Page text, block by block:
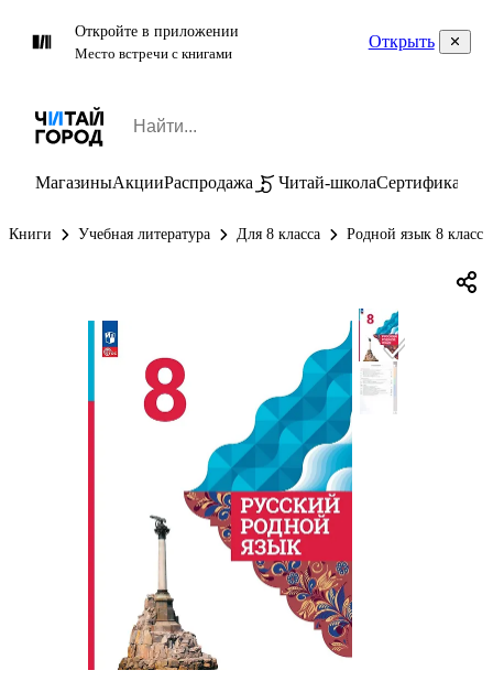
Откройте в приложении
Место встречи с книгами
Открыть
МагазиныАкцииРаспродажа Читай-школаСертификаты
Книги Учебная литература Для 8 класса Родной язык 8 класс